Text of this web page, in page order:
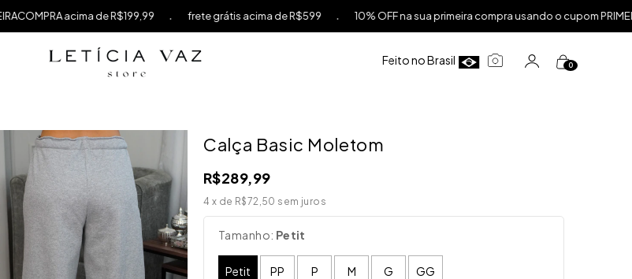
frete grátis acima de R$599 . 10% OFF na sua primeira compra usando o cupom PRIMEIRACOMPRA acima de R$199,99 .
Feito no Brasil 0
Calça Basic Moletom
R$289,99
4 x de R$72,50 sem juros
Tamanho: Petit
Petit PP P M G GG